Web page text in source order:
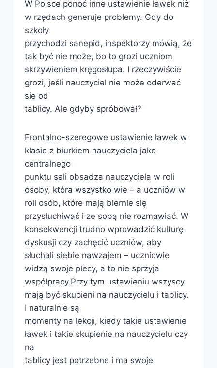
W Polsce ponoć inne ustawienie ławek niż
w rzędach generuje problemy. Gdy do
szkoły
przychodzi sanepid, inspektorzy mówią, że
tak być nie może, bo to grozi uczniom
skrzywieniem kręgosłupa. I rzeczywiście
grozi, jeśli nauczyciel nie może oderwać
się od
tablicy. Ale gdyby spróbował?
Frontalno-szeregowe ustawienie ławek w
klasie z biurkiem nauczyciela jako
centralnego
punktu sali obsadza nauczyciela w roli
osoby, która wszystko wie – a uczniów w
roli osób, które mają biernie się
przysłuchiwać i ze sobą nie rozmawiać. W
konsekwencji trudno wprowadzić kulturę
dyskusji czy zachęcić uczniów, aby
słuchali siebie nawzajem – uczniowie
widzą swoje plecy, a to nie sprzyja
współpracy.Przy tym ustawieniu wszyscy
mają być skupieni na nauczycielu i tablicy.
I naturalnie są
momenty na lekcji, kiedy takie ustawienie
ławek i takie skupienie na nauczycielu czy
na
tablicy jest potrzebne i ma swoje